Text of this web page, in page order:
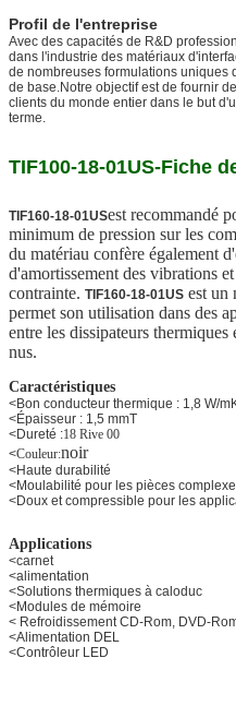
Profil de l'entreprise
Avec des capacités de R&D
dans l'industrie des matériaux
de nombreuses formulations uniques
de base.Notre objectif est de fournir
clients du monde entier dans le but
terme.
TIF100-18-01US-Fiche
TIF160-18-01USest recommandé
minimum de pression sur les
du matériau confère également
d'amortissement des vibrations
contrainte. TIF160-18-01US est un
permet son utilisation dans des
entre les dissipateurs
nus.
Caractéristiques
<Bon conducteur thermique : 1,8 W/
<Épaisseur : 1,5 mmT
<Dureté :18 Rive 00
<Couleur:noir
<Haute durabilité
<Moulabilité pour les pièces
<Doux et compressible pour les
Applications
<carnet
<alimentation
<Solutions thermiques à caloduc
<Modules de mémoire
< Refroidissement CD-Rom, DVD-
<Alimentation DEL
<Contrôleur LED